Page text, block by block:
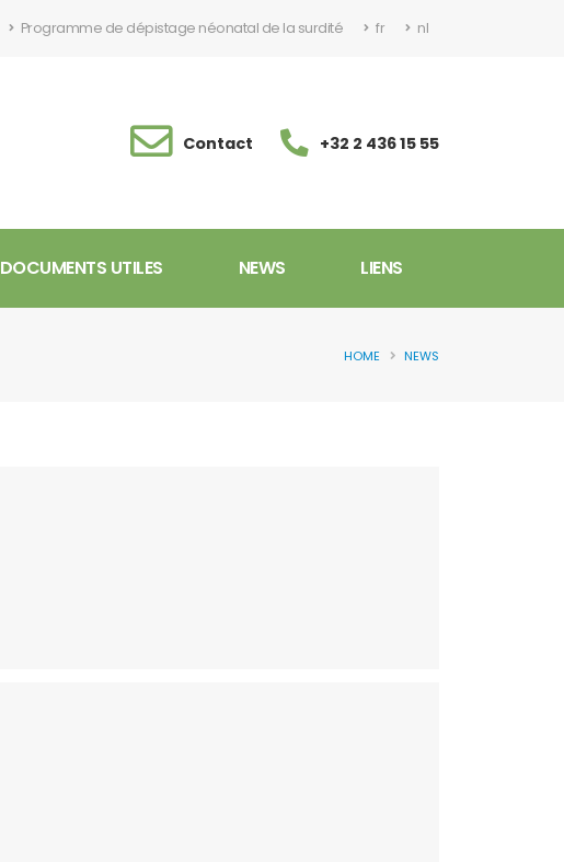
Programme de dépistage néonatal de la surdité fr nl
Contact +32 2 436 15 55
DOCUMENTS UTILES NEWS LIENS
HOME NEWS